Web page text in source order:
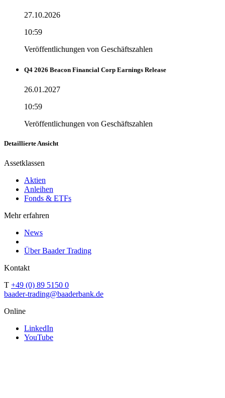
27.10.2026
10:59
Veröffentlichungen von Geschäftszahlen
Q4 2026 Beacon Financial Corp Earnings Release
26.01.2027
10:59
Veröffentlichungen von Geschäftszahlen
Detaillierte Ansicht
Assetklassen
Aktien
Anleihen
Fonds & ETFs
Mehr erfahren
News
Über Baader Trading
Kontakt
T +49 (0) 89 5150 0
baader-trading@baaderbank.de
Online
LinkedIn
YouTube